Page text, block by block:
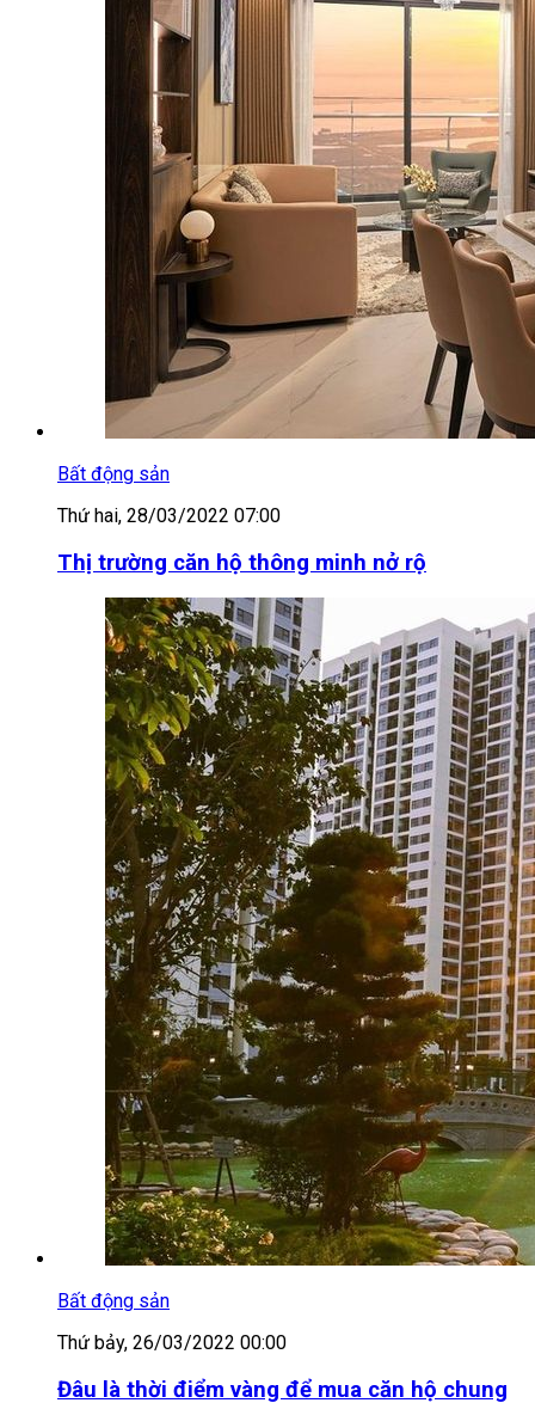
Bất động sản
Thứ hai, 28/03/2022 07:00
Thị trường căn hộ thông minh nở rộ
Bất động sản
Thứ bảy, 26/03/2022 00:00
Đâu là thời điểm vàng để mua căn hộ chung